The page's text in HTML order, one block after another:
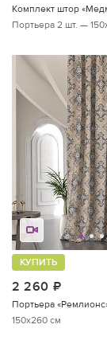
Портьера 2 шт. —
2 260
КУПИТЬ
Портьера
150x260 см